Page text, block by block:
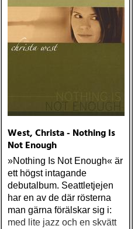
West, Christa - Nothing Is
Not Enough
»Nothing Is Not Enough« är
ett högst intagande
debutalbum. Seattletjejen
har en av de där rösterna
man gärna förälskar sig i:
med lite jazz och en skvätt